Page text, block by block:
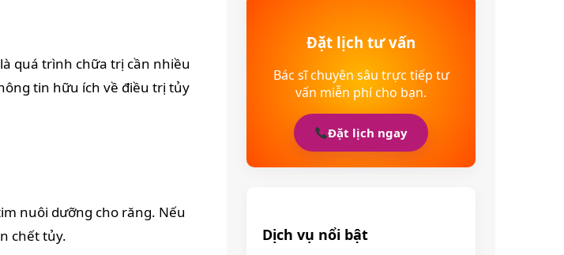
quá trình chữa trị cần nhiều
tin hữu ích về điều trị tủy
nuôi dưỡng cho răng. Nếu
chết tủy.
Đặt lịch tư vấn
Bác sĩ chuyên sâu trực tiếp tư
vấn miễn phí cho bạn.
Đặt lịch ngay
Dịch vụ nổi bật